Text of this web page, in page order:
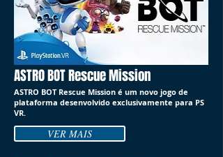
ASTRO BOT Rescue Mission
ASTRO BOT Rescue Mission é um novo jogo de
plataforma desenvolvido exclusivamente para PS
VR.
VER MAIS